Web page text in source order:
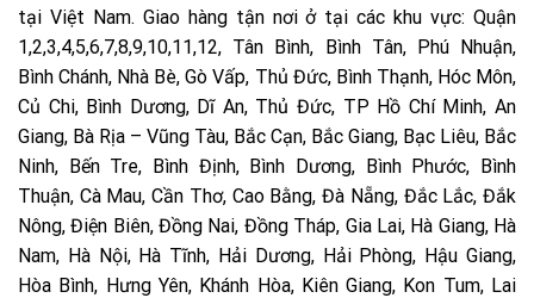
tại Việt Nam. Giao hàng tận nơi ở tại các khu vực: Quận
1,2,3,4,5,6,7,8,9,10,11,12, Tân Bình, Bình Tân, Phú Nhuận,
Bình Chánh, Nhà Bè, Gò Vấp, Thủ Đức, Bình Thạnh, Hóc Môn,
Củ Chi, Bình Dương, Dĩ An, Thủ Đức, TP Hồ Chí Minh, An
Giang, Bà Rịa – Vũng Tàu, Bắc Cạn, Bắc Giang, Bạc Liêu, Bắc
Ninh, Bến Tre, Bình Định, Bình Dương, Bình Phước, Bình
Thuận, Cà Mau, Cần Thơ, Cao Bằng, Đà Nẵng, Đắc Lắc, Đắk
Nông, Điện Biên, Đồng Nai, Đồng Tháp, Gia Lai, Hà Giang, Hà
Nam, Hà Nội, Hà Tĩnh, Hải Dương, Hải Phòng, Hậu Giang,
Hòa Bình, Hưng Yên, Khánh Hòa, Kiên Giang, Kon Tum, Lai